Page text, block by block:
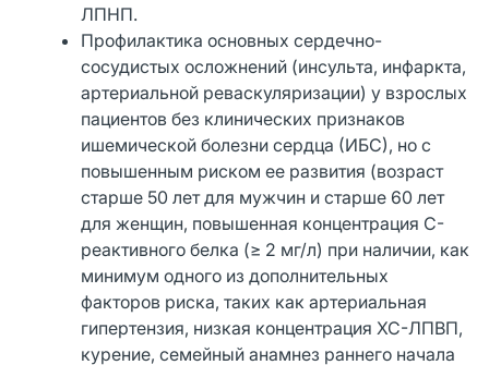
ЛПНП.
Профилактика основных сердечно-
сосудистых осложнений (инсульта, инфаркта,
артериальной реваскуляризации) у взрослых
пациентов без клинических признаков
ишемической болезни сердца (ИБС), но с
повышенным риском ее развития (возраст
старше 50 лет для мужчин и старше 60 лет
для женщин, повышенная концентрация С-
реактивного белка (≥ 2 мг/л) при наличии, как
минимум одного из дополнительных
факторов риска, таких как артериальная
гипертензия, низкая концентрация ХС-ЛПВП,
курение, семейный анамнез раннего начала